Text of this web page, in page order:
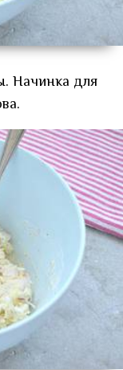
Начинка для